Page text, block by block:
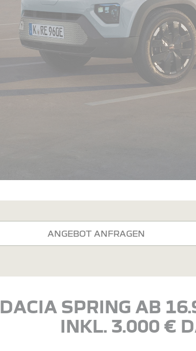
ANGEBOT ANFRAGEN
DACIA SPRING AB
INKL. 3.000 €